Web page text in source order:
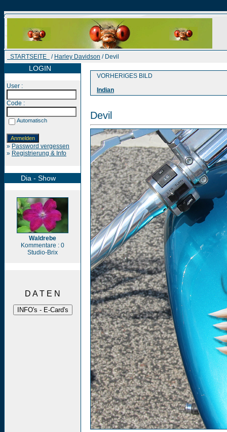
STARTSEITE / Harley Davidson / Devil
LOGIN
User :
Code :
Automatisch
» Password vergessen
» Registrierung & Info
Dia - Show
Waldrebe
Kommentare : 0
Studio-Brix
D A T E N
VORHERIGES BILD
Indian
Devil